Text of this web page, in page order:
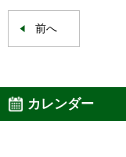
前へ
カレンダー